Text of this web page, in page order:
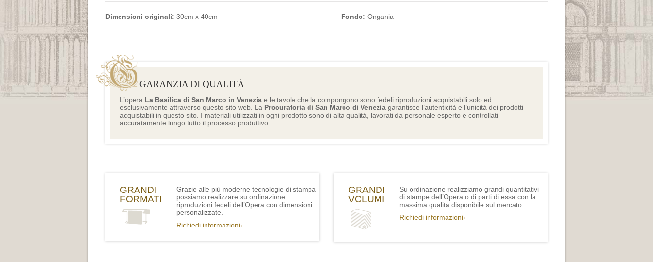
Dimensioni originali: 30cm x 40cm Fondo: Ongania
GARANZIA DI QUALITÀ
L’opera La Basilica di San Marco in Venezia e le tavole che la compongono sono fedeli riproduzioni acquistabili solo ed
esclusivamente attraverso questo sito web. La Procuratoria di San Marco di Venezia garantisce l’autenticità e l’unicità dei prodotti
acquistabili in questo sito. I materiali utilizzati in ogni prodotto sono di alta qualità, lavorati da personale esperto e controllati
accuratamente lungo tutto il processo produttivo.
GRANDI
FORMATI
Grazie alle più moderne tecnologie di stampa
possiamo realizzare su ordinazione
riproduzioni fedeli dell’Opera con dimensioni
personalizzate.
Richiedi informazioni›
GRANDI
VOLUMI
Su ordinazione realizziamo grandi quantitativi
di stampe dell’Opera o di parti di essa con la
massima qualità disponibile sul mercato.
Richiedi informazioni›